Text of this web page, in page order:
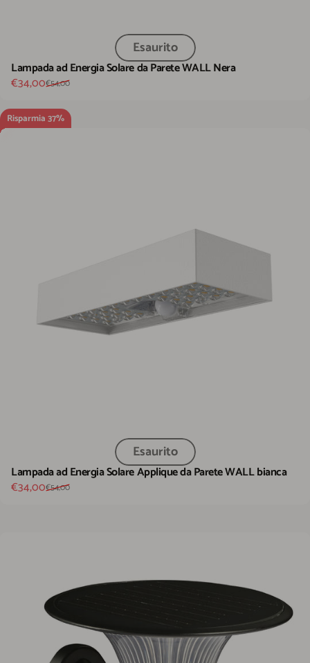
Esaurito
Lampada ad Energia Solare da Parete WALL Nera
Prezzo scontato
€34,00
Prezzo di listino
€54,00
Risparmia 37%
Esaurito
Lampada ad Energia Solare Applique da Parete WALL bianca
Prezzo scontato
€34,00
Prezzo di listino
€54,00